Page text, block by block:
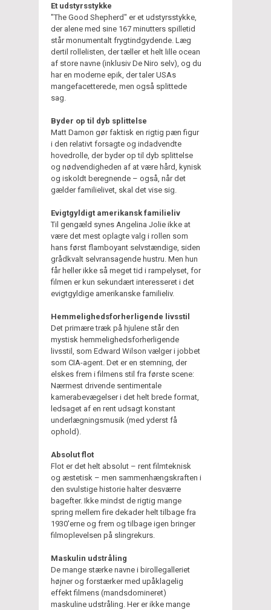
Et udstyrsstykke
"The Good Shepherd" er et udstyrsstykke,
der alene med sine 167 minutters spilletid
står monumentalt frygtindgydende. Læg
dertil rollelisten, der tæller et helt lille ocean
af store navne (inklusiv De Niro selv), og du
har en moderne epik, der taler USAs
mangefacetterede, men også splittede
sag.
Byder op til dyb splittelse
Matt Damon gør faktisk en rigtig pæn figur
i den relativt forsagte og indadvendte
hovedrolle, der byder op til dyb splittelse
og nødvendigheden af at være hård, kynisk
og iskoldt beregnende – også, når det
gælder familielivet, skal det vise sig.
Evigtgyldigt amerikansk familieliv
Til gengæld synes Angelina Jolie ikke at
være det mest oplagte valg i rollen som
hans først flamboyant selvstændige, siden
grådkvalt selvransagende hustru. Men hun
får heller ikke så meget tid i rampelyset, for
filmen er kun sekundært interesseret i det
evigtgyldige amerikanske familieliv.
Hemmelighedsforherligende livsstil
Det primære træk på hjulene står den
mystisk hemmelighedsforherligende
livsstil, som Edward Wilson vælger i jobbet
som CIA-agent. Det er en stemning, der
elskes frem i filmens stil fra første scene:
Nærmest drivende sentimentale
kamerabevægelser i det helt brede format,
ledsaget af en rent udsagt konstant
underlægningsmusik (med yderst få
ophold).
Absolut flot
Flot er det helt absolut – rent filmteknisk
og æstetisk – men sammenhængskraften i
den svulstige historie halter desværre
bagefter. Ikke mindst de rigtig mange
spring mellem fire dekader helt tilbage fra
1930'erne og frem og tilbage igen bringer
filmoplevelsen på slingrekurs.
Maskulin udstråling
De mange stærke navne i birollegalleriet
højner og forstærker med upåklagelig
effekt filmens (mandsdomineret)
maskuline udstråling. Her er ikke mange